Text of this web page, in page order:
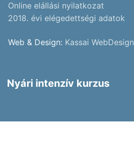
Online elállási nyilatkozat
2018. évi elégedettségi adatok
Web & Design: Kassai WebDesign
Nyári intenzív kurzus